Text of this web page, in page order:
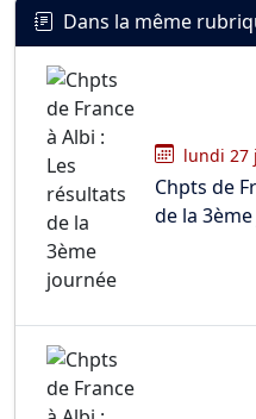
Dans la même
lundi 27
Chpts de
de la